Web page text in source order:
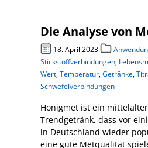
Die Analyse von
18. April 2023
Stickstoffverbindungen,
Wert,Temperatur,Getränke,
Schwefelverbindungen
Honigmet ist ein
Trendgetränk, dass vor
in Deutschland wieder
eine gute Metqualität